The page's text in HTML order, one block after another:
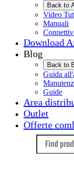
Back to
Video
Manuali
Download
Blog
Back to
Guida
Guide
Area
Outlet
Offerte